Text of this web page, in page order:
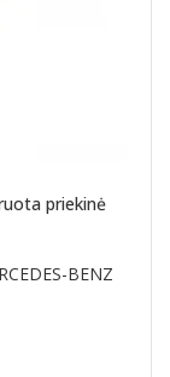
priekinė
BENZ